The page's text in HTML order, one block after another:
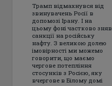
Трамп відмахнувся від
звинувачень Росії в
допомозі Ірану. І на
цьому фоні частково зняв
санкції на російську
нафту. З великою долею
імовірності ми можемо
говорити, що маємо
чергове потепління
стосунків з Росією, яку
вчергове в Білому домі